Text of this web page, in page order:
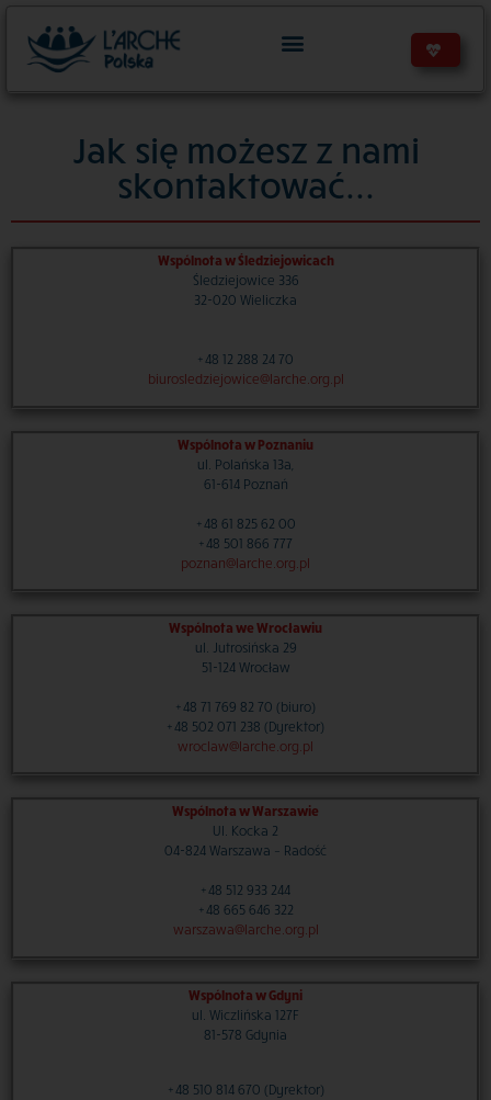
treści
Jak się możesz z nami
skontaktować...​
Wspólnota w Śledziejowicach
Śledziejowice 336
32-020 Wieliczka
+48 12 288 24 70
biurosledziejowice@larche.org.pl
Wspólnota w Poznaniu
ul. Polańska 13a,
61-614 Poznań
+48 61 825 62 00
+48 501 866 777
poznan@larche.org.pl
Wspólnota we Wrocławiu
ul. Jutrosińska 29
51-124 Wrocław
+48 71 769 82 70 (biuro)
+48 502 071 238 (Dyrektor)
wroclaw@larche.org.pl
Wspólnota w Warszawie
Ul. Kocka 2
04-824 Warszawa – Radość
+48 512 933 244
+48 665 646 322
warszawa@larche.org.pl
Wspólnota w Gdyni
ul. Wiczlińska 127F
81-578 Gdynia
+48 510 814 670 (Dyrektor)